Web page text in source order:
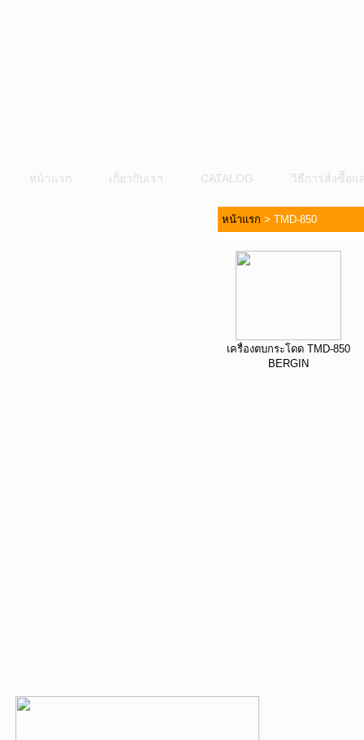
หน้าแรก เกี่ยวกับเรา CATALOG วิธีการสั่งซื้อแ
หน้าแรก > TMD-850
เครื่องตบกระโดด TMD-850
BERGIN